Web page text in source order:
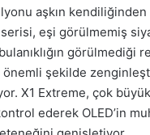
aşkın
serisi, eşi görülmemiş
görülmediği
önemli şekilde
X1 Extreme, çok
ederek OLED’in